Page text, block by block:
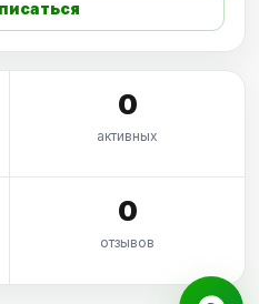
0
активных
0
отзывов